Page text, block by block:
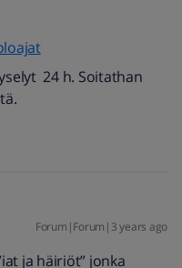
24 h. Soitathan
Forum|Forum|3 years ago
ja häiriöt” jonka